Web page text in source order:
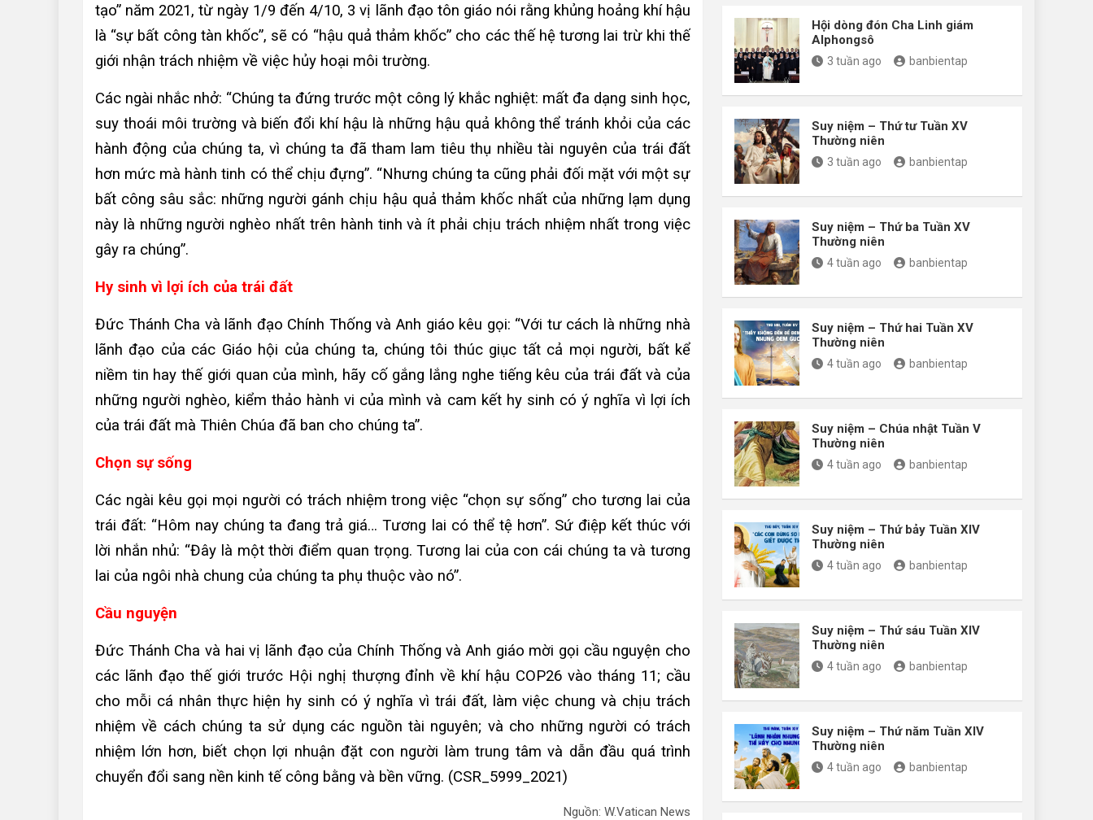
tạo” năm 2021, từ ngày 1/9 đến 4/10, 3 vị lãnh đạo tôn giáo nói rằng khủng hoảng khí hậu
là “sự bất công tàn khốc”, sẽ có “hậu quả thảm khốc” cho các thế hệ tương lai trừ khi thế
giới nhận trách nhiệm về việc hủy hoại môi trường.
Các ngài nhắc nhở: “Chúng ta đứng trước một công lý khắc nghiệt: mất đa dạng sinh học,
suy thoái môi trường và biến đổi khí hậu là những hậu quả không thể tránh khỏi của các
hành động của chúng ta, vì chúng ta đã tham lam tiêu thụ nhiều tài nguyên của trái đất
hơn mức mà hành tinh có thể chịu đựng”. “Nhưng chúng ta cũng phải đối mặt với một sự
bất công sâu sắc: những người gánh chịu hậu quả thảm khốc nhất của những lạm dụng
này là những người nghèo nhất trên hành tinh và ít phải chịu trách nhiệm nhất trong việc
gây ra chúng”.
Hy sinh vì lợi ích của trái đất
Đức Thánh Cha và lãnh đạo Chính Thống và Anh giáo kêu gọi: “Với tư cách là những nhà
lãnh đạo của các Giáo hội của chúng ta, chúng tôi thúc giục tất cả mọi người, bất kể
niềm tin hay thế giới quan của mình, hãy cố gắng lắng nghe tiếng kêu của trái đất và của
những người nghèo, kiểm thảo hành vi của mình và cam kết hy sinh có ý nghĩa vì lợi ích
của trái đất mà Thiên Chúa đã ban cho chúng ta”.
Chọn sự sống
Các ngài kêu gọi mọi người có trách nhiệm trong việc “chọn sự sống” cho tương lai của
trái đất: “Hôm nay chúng ta đang trả giá… Tương lai có thể tệ hơn”. Sứ điệp kết thúc với
lời nhắn nhủ: “Đây là một thời điểm quan trọng. Tương lai của con cái chúng ta và tương
lai của ngôi nhà chung của chúng ta phụ thuộc vào nó”.
Cầu nguyện
Đức Thánh Cha và hai vị lãnh đạo của Chính Thống và Anh giáo mời gọi cầu nguyện cho
các lãnh đạo thế giới trước Hội nghị thượng đỉnh về khí hậu COP26 vào tháng 11; cầu
cho mỗi cá nhân thực hiện hy sinh có ý nghĩa vì trái đất, làm việc chung và chịu trách
nhiệm về cách chúng ta sử dụng các nguồn tài nguyên; và cho những người có trách
nhiệm lớn hơn, biết chọn lợi nhuận đặt con người làm trung tâm và dẫn đầu quá trình
chuyển đổi sang nền kinh tế công bằng và bền vững. (CSR_5999_2021)
Nguồn: W.Vatican News
Hội dòng đón Cha Linh giám
Alphongsô
3 tuần ago banbientap
Suy niệm – Thứ tư Tuần XV
Thường niên
3 tuần ago banbientap
Suy niệm – Thứ ba Tuần XV
Thường niên
4 tuần ago banbientap
Suy niệm – Thứ hai Tuần XV
Thường niên
4 tuần ago banbientap
Suy niệm – Chúa nhật Tuần V
Thường niên
4 tuần ago banbientap
Suy niệm – Thứ bảy Tuần XIV
Thường niên
4 tuần ago banbientap
Suy niệm – Thứ sáu Tuần XIV
Thường niên
4 tuần ago banbientap
Suy niệm – Thứ năm Tuần XIV
Thường niên
4 tuần ago banbientap